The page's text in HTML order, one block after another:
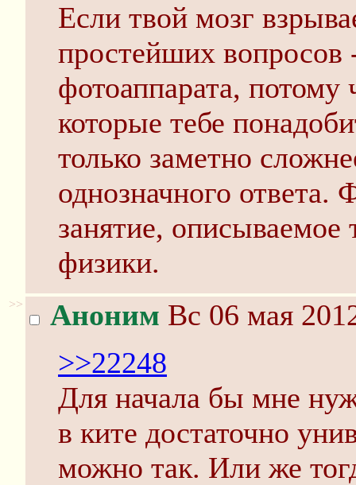
Если твой мозг
простейших вопросов
фотоаппарата, потому
которые тебе
только заметно
однозначного ответа.
занятие, описываемое
физики.
>> Аноним Вс 06 мая
>>22248
Для начала бы мне
в ките достаточно
можно так. Или же